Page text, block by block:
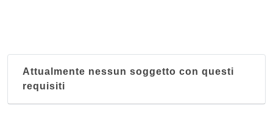
Attualmente nessun soggetto con questi
requisiti